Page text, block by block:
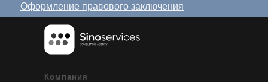
Оформление правового заключения
Компания